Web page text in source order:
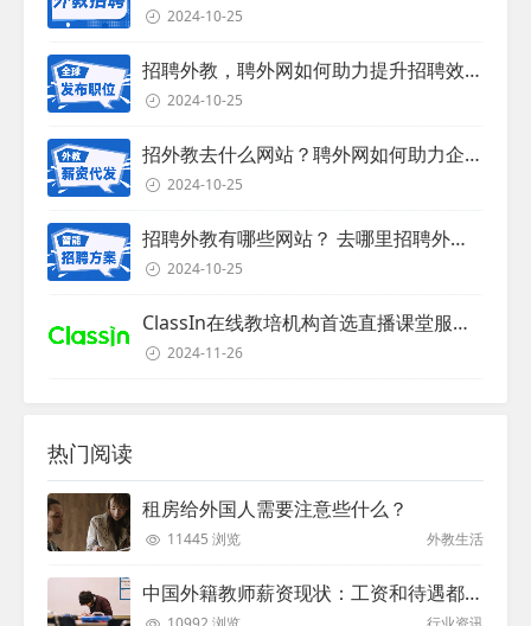
2024-10-25
招聘外教，聘外网如何助力提升招聘效率？
2024-10-25
招外教去什么网站？聘外网如何助力企业外教招聘
2024-10-25
招聘外教有哪些网站？ 去哪里招聘外教？
2024-10-25
ClassIn在线教培机构首选直播课堂服务商
2024-11-26
热门阅读
租房给外国人需要注意些什么？
11445 浏览 外教生活
中国外籍教师薪资现状：工资和待遇都非常高